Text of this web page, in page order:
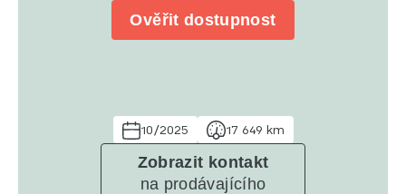
Ověřit dostupnost
10/2025 17 649 km
Zobrazit kontakt
na prodávajícího